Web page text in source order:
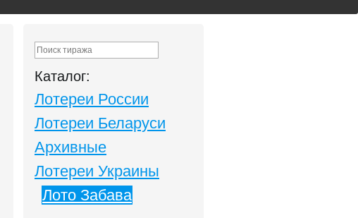
Каталог:
Лотереи России
Лотереи Беларуси
Архивные
Лотереи Украины
Лото Забава